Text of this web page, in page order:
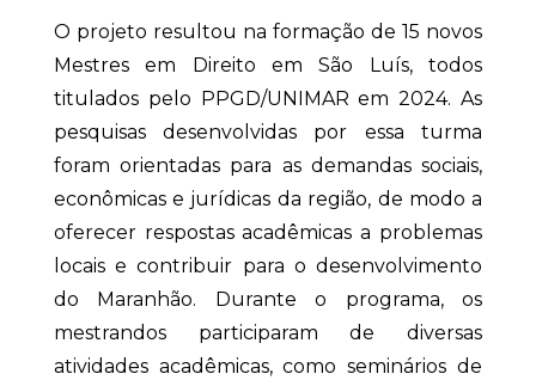
O projeto resultou na formação de 15 novos
Mestres em Direito em São Luís, todos
titulados pelo PPGD/UNIMAR em 2024. As
pesquisas desenvolvidas por essa turma
foram orientadas para as demandas sociais,
econômicas e jurídicas da região, de modo a
oferecer respostas acadêmicas a problemas
locais e contribuir para o desenvolvimento
do Maranhão. Durante o programa, os
mestrandos participaram de diversas
atividades acadêmicas, como seminários de